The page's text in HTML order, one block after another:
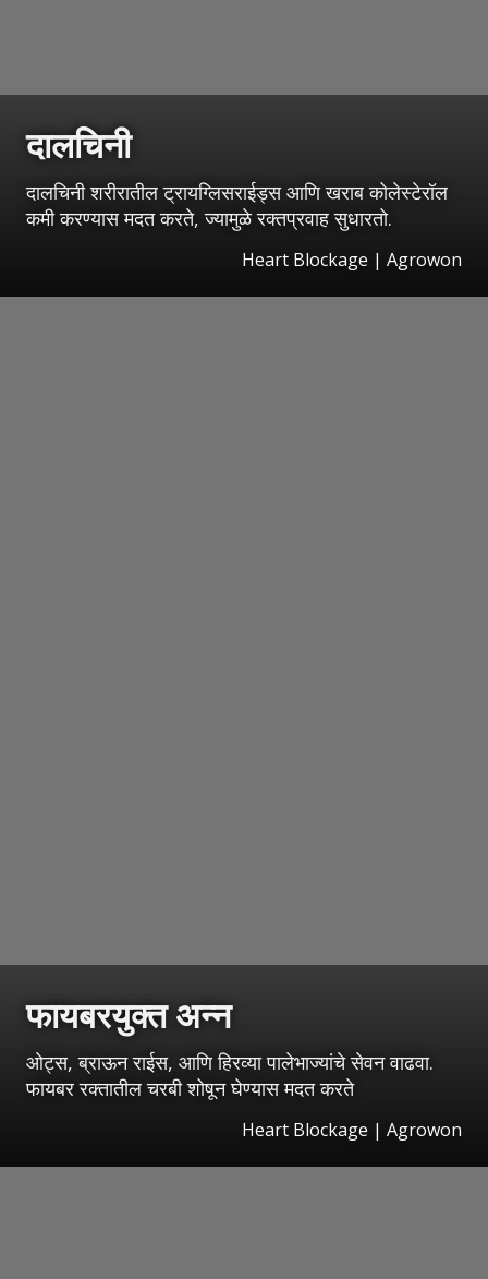
दालचिनी
दालचिनी शरीरातील ट्रायग्लिसराईड्स आणि खराब कोलेस्टेरॉल
कमी करण्यास मदत करते, ज्यामुळे रक्तप्रवाह सुधारतो.
Heart Blockage | Agrowon
फायबरयुक्त अन्न
ओट्स, ब्राऊन राईस, आणि हिरव्या पालेभाज्यांचे सेवन वाढवा.
फायबर रक्तातील चरबी शोषून घेण्यास मदत करते
Heart Blockage | Agrowon